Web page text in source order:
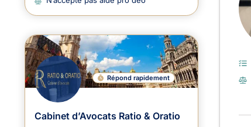
Répond rapidement
Cabinet d’Avocats Ratio & Oratio